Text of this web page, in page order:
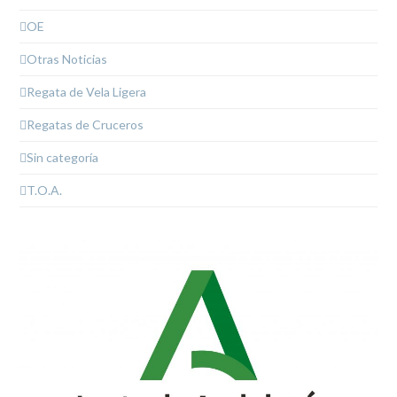
OE
Otras Noticias
Regata de Vela Ligera
Regatas de Cruceros
Sin categoría
T.O.A.